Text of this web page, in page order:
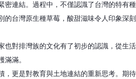
密連結。過程中，不僅認識了台灣的特有種
的台灣原生種草莓，酸甜滋味令人印象深刻
也對排灣族的文化有了初步的認識，從生活
滿滿。
，更是對教育與土地連結的重新思考。期待